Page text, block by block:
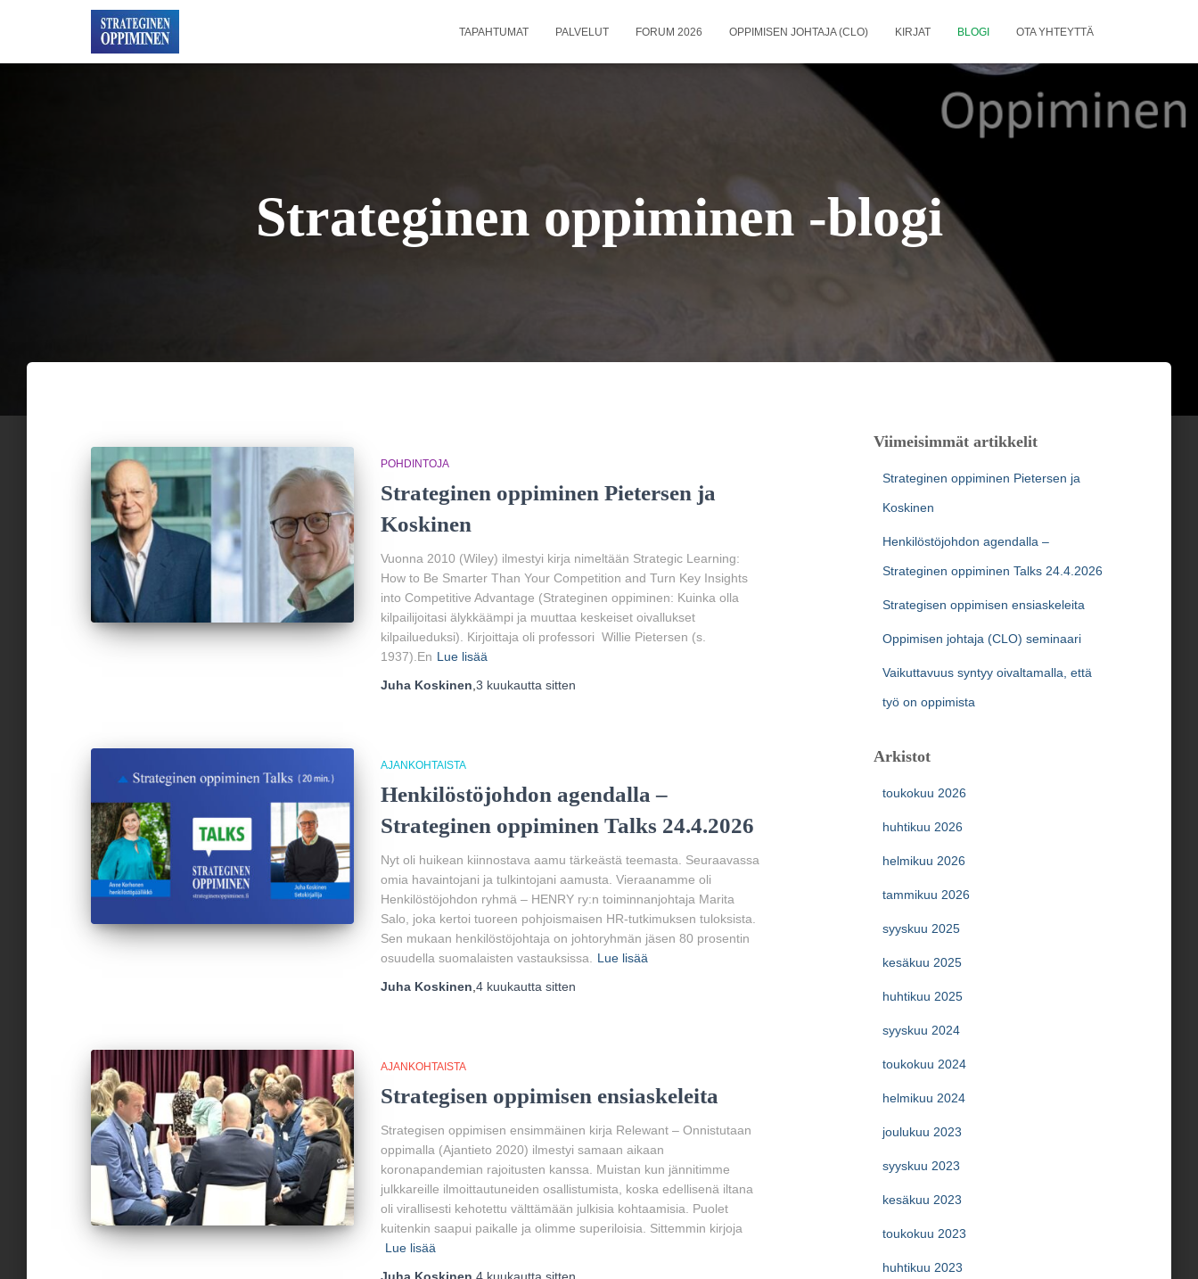
TAPAHTUMAT PALVELUT FORUM 2026 OPPIMISEN JOHTAJA (CLO) KIRJAT BLOGI OTA YHTEYTTÄ
Strateginen oppiminen -blogi
POHDINTOJA
Strateginen oppiminen Pietersen ja
Koskinen
Vuonna 2010 (Wiley) ilmestyi kirja nimeltään Strategic Learning:
How to Be Smarter Than Your Competition and Turn Key Insights
into Competitive Advantage (Strateginen oppiminen: Kuinka olla
kilpailijoitasi älykkäämpi ja muuttaa keskeiset oivallukset
kilpailueduksi). Kirjoittaja oli professori Willie Pietersen (s.
1937).En Lue lisää
Juha Koskinen 3 kuukautta sitten
AJANKOHTAISTA
Henkilöstöjohdon agendalla –
Strateginen oppiminen Talks 24.4.2026
Nyt oli huikean kiinnostava aamu tärkeästä teemasta. Seuraavassa
omia havaintojani ja tulkintojani aamusta. Vieraanamme oli
Henkilöstöjohdon ryhmä – HENRY ry:n toiminnanjohtaja Marita
Salo, joka kertoi tuoreen pohjoismaisen HR-tutkimuksen tuloksista.
Sen mukaan henkilöstöjohtaja on johtoryhmän jäsen 80 prosentin
osuudella suomalaisten vastauksissa.
Lue lisää
Juha Koskinen 4 kuukautta sitten
AJANKOHTAISTA
Strategisen oppimisen ensiaskeleita
Strategisen oppimisen ensimmäinen kirja Relewant – Onnistutaan
oppimalla (Ajantieto 2020) ilmestyi samaan aikaan
koronapandemian rajoitusten kanssa. Muistan kun jännitimme
julkkareille ilmoittautuneiden osallistumista, koska edellisenä iltana
oli virallisesti kehotettu välttämään julkisia kohtaamisia. Puolet
kuitenkin saapui paikalle ja olimme superiloisia. Sittemmin kirjoja
Lue lisää
Viimeisimmät artikkelit
Strateginen oppiminen Pietersen ja
Koskinen
Henkilöstöjohdon agendalla –
Strateginen oppiminen Talks 24.4.2026
Strategisen oppimisen ensiaskeleita
Oppimisen johtaja (CLO) seminaari
Vaikuttavuus syntyy oivaltamalla, että
työ on oppimista
Arkistot
toukokuu 2026
huhtikuu 2026
helmikuu 2026
tammikuu 2026
syyskuu 2025
kesäkuu 2025
huhtikuu 2025
syyskuu 2024
toukokuu 2024
helmikuu 2024
joulukuu 2023
syyskuu 2023
kesäkuu 2023
toukokuu 2023
huhtikuu 2023